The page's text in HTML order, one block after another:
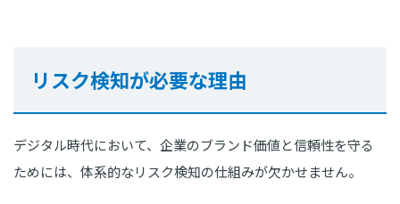
リスク検知が必要な理由
デジタル時代において、企業のブランド価値と信頼性を守る
ためには、体系的なリスク検知の仕組みが欠かせません。